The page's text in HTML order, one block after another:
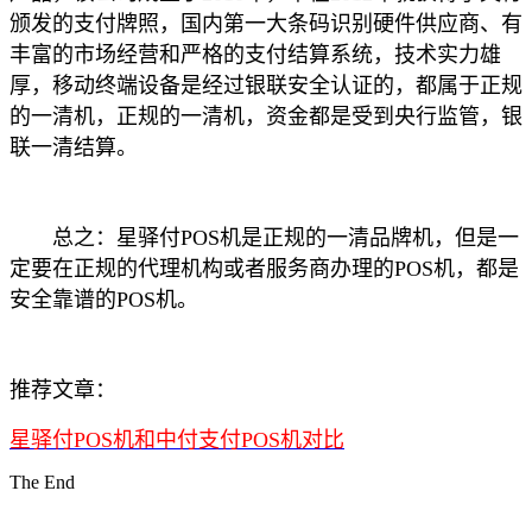
颁发的支付牌照，国内第一大条码识别硬件供应商、有
丰富的市场经营和严格的支付结算系统，技术实力雄
厚，移动终端设备是经过银联安全认证的，都属于正规
的一清机，正规的一清机，资金都是受到央行监管，银
联一清结算。
总之：星驿付POS机是正规的一清品牌机，但是一
定要在正规的代理机构或者服务商办理的POS机，都是
安全靠谱的POS机。
推荐文章：
星驿付POS机和中付支付POS机对比
The End